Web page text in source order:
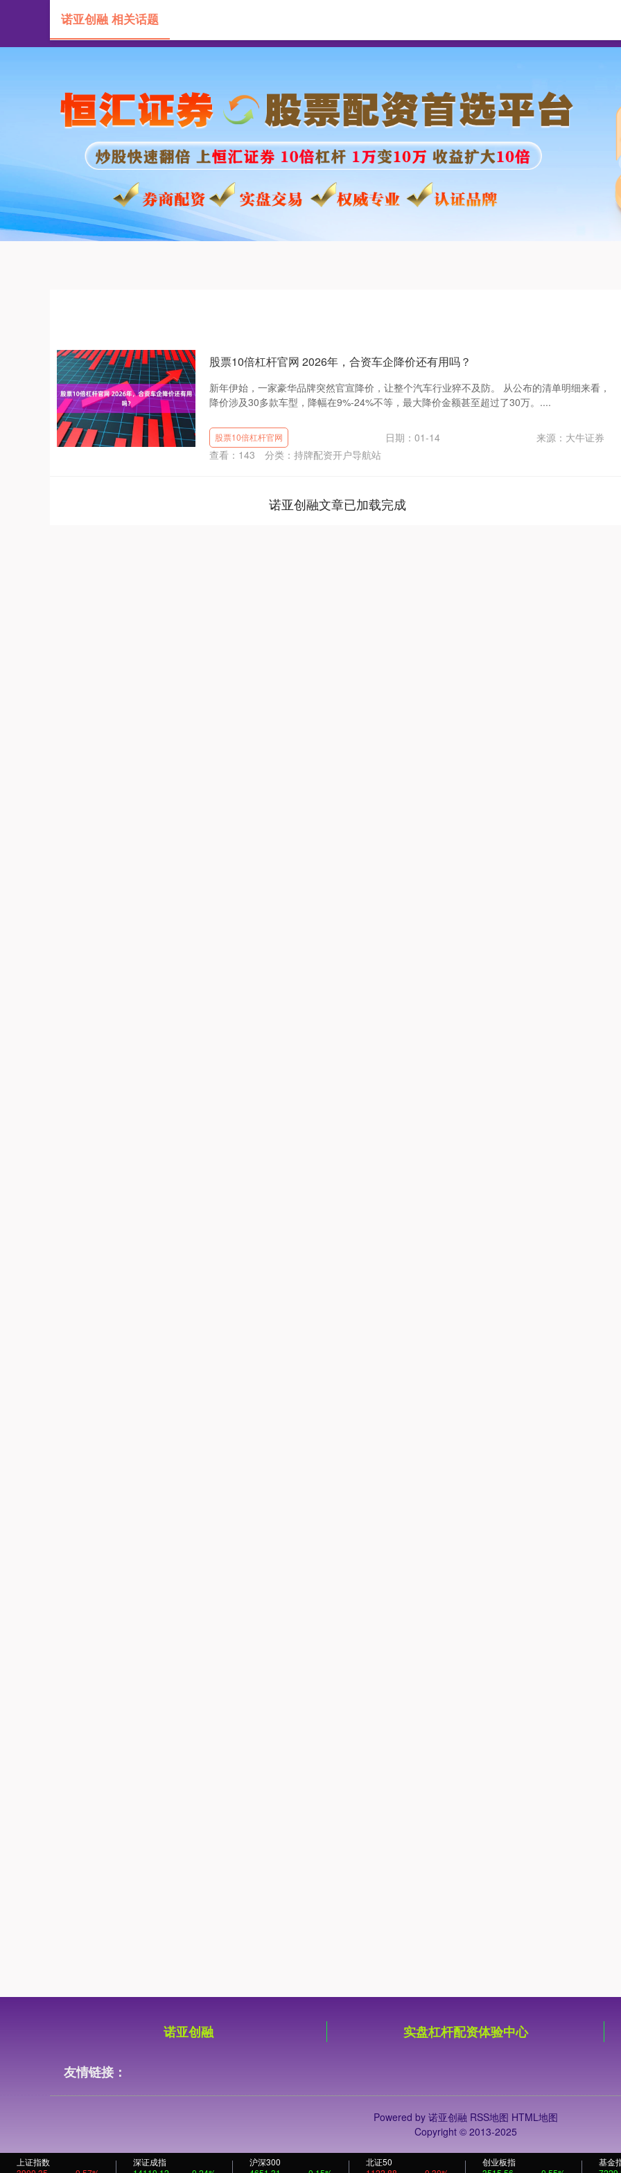
诺亚创融 相关话题
股票10倍杠杆官网 2026年，合资车企降价还有用吗？
新年伊始，一家豪华品牌突然官宣降价，让整个汽车行业猝不及防。 从公布的清单明细来看，
降价涉及30多款车型，降幅在9%-24%不等，最大降价金额甚至超过了30万。....
股票10倍杠杆官网 日期：01-14
来源：大牛证券
查看： 143 分类： 持牌配资开户导航站
诺亚创融文章已加载完成
上证指数
深证成指
沪深300
北证50
创业板指
基金
诺亚创融 实盘杠杆配资体验中心
友情链接：
Powered by 诺亚创融 RSS地图 HTML地图
Copyright © 2013-2025